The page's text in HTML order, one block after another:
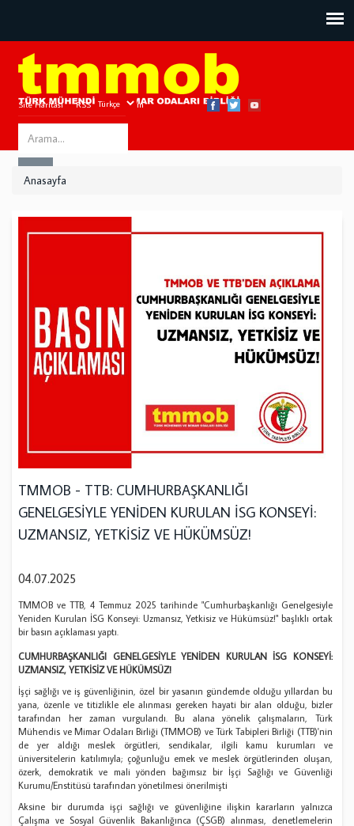
Site Haritası RSS Bize Ulaşın
Search
this
Anasayfa
TMMOB - TTB: CUMHURBAŞKANLIĞI
GENELGESİYLE YENİDEN KURULAN İSG KONSEYİ:
UZMANSIZ, YETKİSİZ VE HÜKÜMSÜZ!
04.07.2025
TMMOB ve TTB, 4 Temmuz 2025 tarihinde "Cumhurbaşkanlığı Genelgesiyle
Yeniden Kurulan İSG Konseyi: Uzmansız, Yetkisiz ve Hükümsüz!" başlıklı ortak
bir basın açıklaması yaptı.
CUMHURBAŞKANLIĞI GENELGESİYLE YENİDEN KURULAN İSG KONSEYİ:
UZMANSIZ, YETKİSİZ VE HÜKÜMSÜZ!
İşçi sağlığı ve iş güvenliğinin, özel bir yasanın gündemde olduğu yıllardan bu
yana, özenle ve titizlikle ele alınması gereken hayati bir alan olduğu, bizler
tarafından her zaman vurgulandı. Bu alana yönelik çalışmaların, Türk
Mühendis ve Mimar Odaları Birliği (TMMOB) ve Türk Tabipleri Birliği (TTB)'nin
de yer aldığı meslek örgütleri, sendikalar, ilgili kamu kurumları ve
üniversitelerin katılımıyla; çoğunluğu emek ve meslek örgütlerinden oluşan,
özerk, demokratik ve mali yönden bağımsız bir İşçi Sağlığı ve Güvenliği
Kurumu/Enstitüsü tarafından yönetilmesi önerilmişti
Aksine bir durumda işçi sağlığı ve güvenliğine ilişkin kararların yalnızca
Çalışma ve Sosyal Güvenlik Bakanlığınca (ÇSGB) alınması, denetlemelerin